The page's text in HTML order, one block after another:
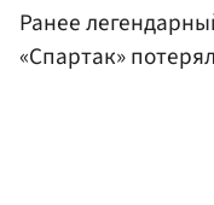
Ранее
«Спартак»